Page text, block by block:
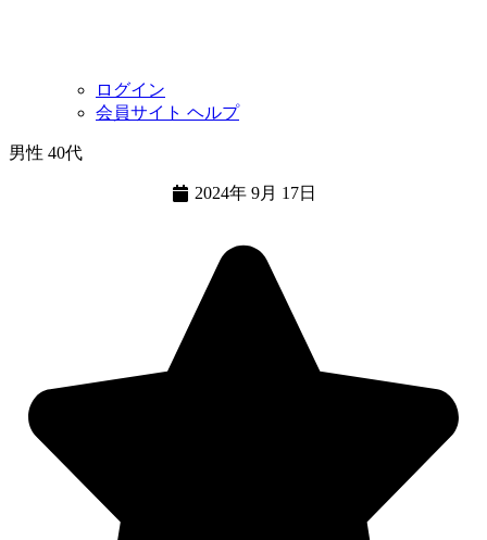
ログイン
会員サイト ヘルプ
男性 40代
2024年 9月 17日